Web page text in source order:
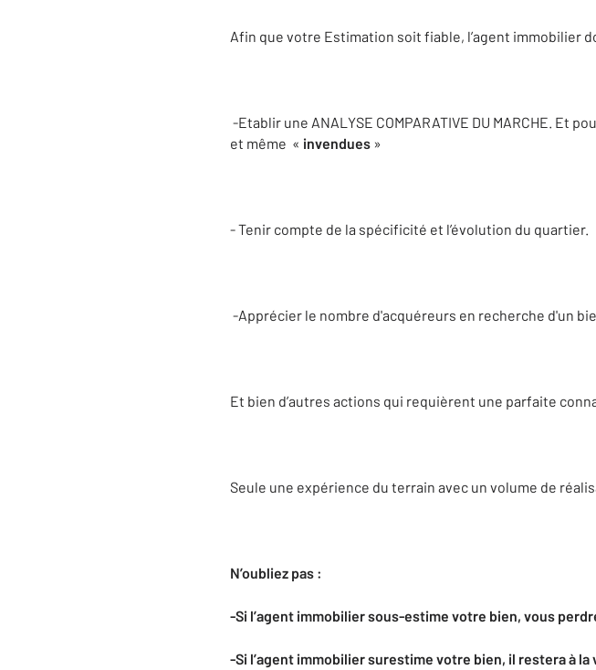
Afin que votre Estimation soit fiable, l’agent immobilier
-Etablir une ANALYSE COMPARATIVE DU MARCHE. Et
et même « invendues »
- Tenir compte de la spécificité et l’évolution du quartier.
-Apprécier le nombre d'acquéreurs en recherche d'un
Et bien d’autres actions qui requièrent une parfaite
Seule une expérience du terrain avec un volume de
N’oubliez pas :
-Si l’agent immobilier sous-estime votre bien, vous
-Si l’agent immobilier surestime votre bien, il restera à